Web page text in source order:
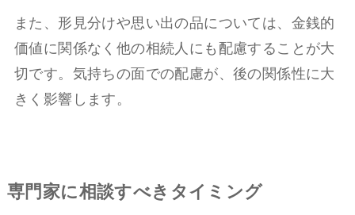
また、形見分けや思い出の品については、金銭的
価値に関係なく他の相続人にも配慮することが大
切です。気持ちの面での配慮が、後の関係性に大
きく影響します。
専門家に相談すべきタイミング